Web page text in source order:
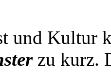
und Kultur
zu kurz.